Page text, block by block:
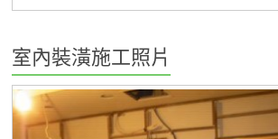
室內裝潢施工照片